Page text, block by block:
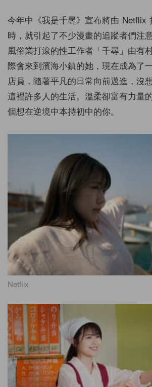
今年中《我是千尋》宣布將由 Netflix
時，就引起了不少漫畫的追蹤者們注
風俗業打滾的性工作者「千尋」由有
際會來到濱海小鎮的她，現在成為了
店員，隨著平凡的日常向前邁進，沒
這裡許多人的生活。溫柔卻富有力量
個想在逆境中本持初中的你。
Netflix